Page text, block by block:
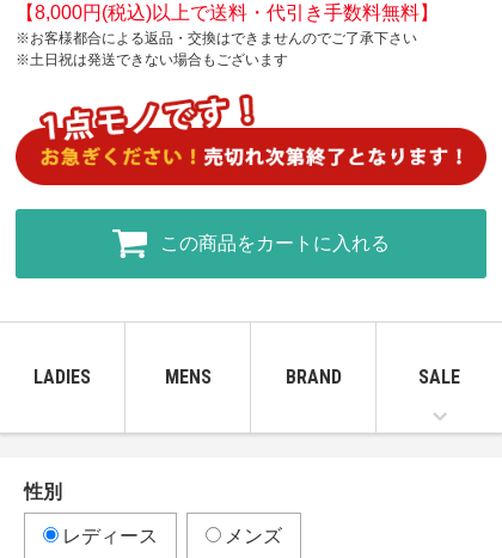
【8,000円(税込)以上で送料・代引き手数料無料】
※お客様都合による返品・交換はできませんのでご了承下さい
※土日祝は発送できない場合もございます
この商品をカートに入れる
LADIES MENS BRAND SALE
性別
レディース メンズ